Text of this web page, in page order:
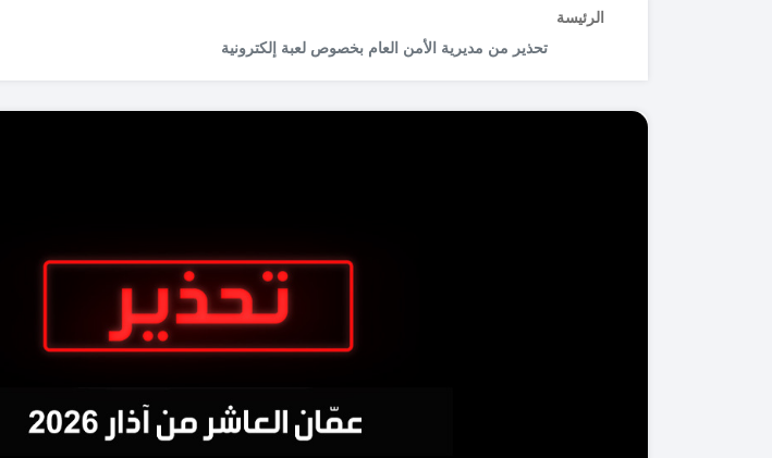
الرئيسة
تحذير من مديرية الأمن العام بخصوص لعبة إلكترونية